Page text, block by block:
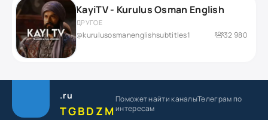
KayiTV - Kurulus Osman English
ДРУГОЕ
@kurulusosmanenglishsubtitles1 32 980
.ru
TGBDZM
Поможет найти каналыТелеграм по
интересам